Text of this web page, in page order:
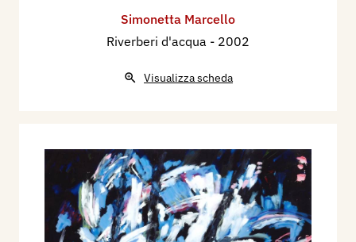
Simonetta Marcello
Riverberi d'acqua - 2002
Visualizza scheda